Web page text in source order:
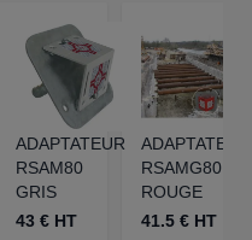
ADAPTATEUR
RSAM80
GRIS
43 € HT
ADAPTATEUR
RSAMG80
ROUGE
41.5 € HT